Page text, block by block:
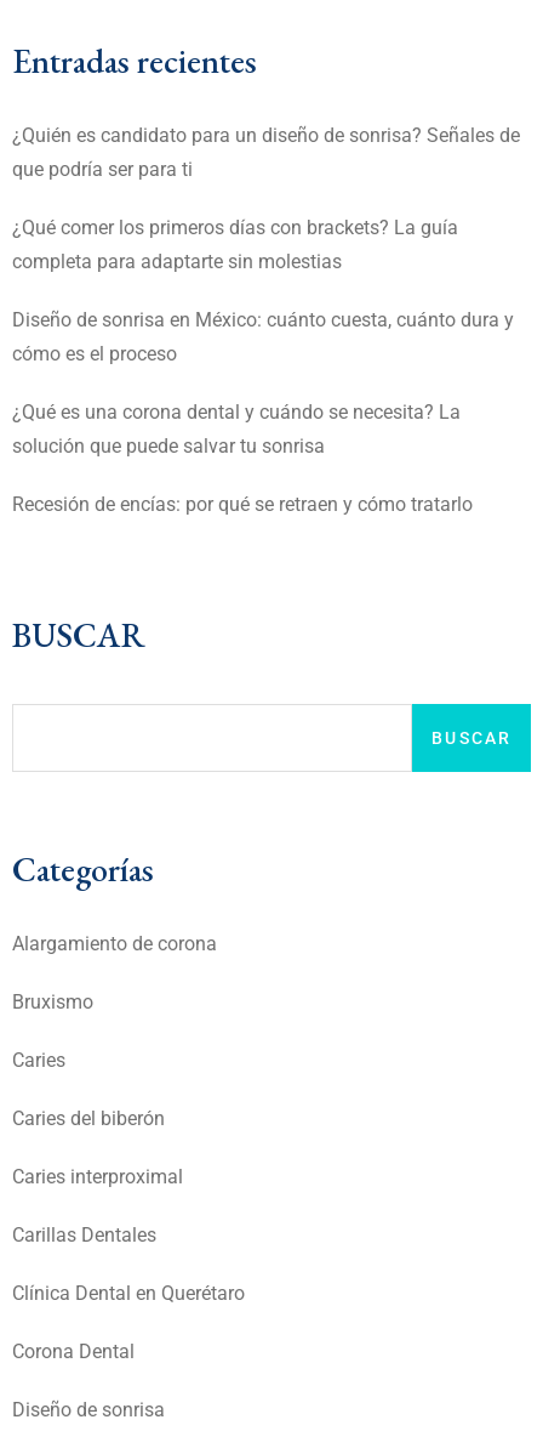
Entradas recientes
¿Quién es candidato para un diseño de sonrisa? Señales de
que podría ser para ti
¿Qué comer los primeros días con brackets? La guía
completa para adaptarte sin molestias
Diseño de sonrisa en México: cuánto cuesta, cuánto dura y
cómo es el proceso
¿Qué es una corona dental y cuándo se necesita? La
solución que puede salvar tu sonrisa
Recesión de encías: por qué se retraen y cómo tratarlo
BUSCAR
BUSCAR
Categorías
Alargamiento de corona
Bruxismo
Caries
Caries del biberón
Caries interproximal
Carillas Dentales
Clínica Dental en Querétaro
Corona Dental
Diseño de sonrisa